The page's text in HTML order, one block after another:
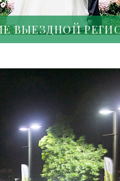
ВЫЕЗДНОЙ